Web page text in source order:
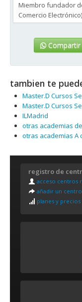
Miembro fundador
Comercio
(Federación
Compartir
tambien te
Master.D Cursos
Master.D Cursos
ILMadrid
otras academias
otras academias A
registro de
acceso centros
añadir un centro
planes y